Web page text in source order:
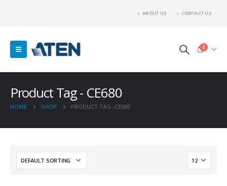
ABOUT US CONTACT US
0
Product Tag - CE680
HOME SHOP PRODUCT TAG -CE680